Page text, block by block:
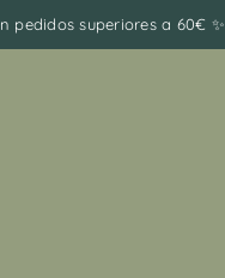
pedidos superiores a 60€ ✨